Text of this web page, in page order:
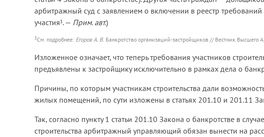
арбитражный суд с заявлением о включении в реестр
участия3. — Прим. авт.)
3См. подробнее: Егоров А. В. Банкротство организаций-застройщиков // Вестник
Изложенное означает, что теперь требования участников
предъявлены к застройщику исключительно в рамках дела о
Причины, по которым участникам строительства дали
жилых помещений, по сути изложены в статьях 201.10 и 201.11
Так, согласно пункту 1 статьи 201.10 Закона о банкротстве в
строительства арбитражный управляющий обязан вынести на